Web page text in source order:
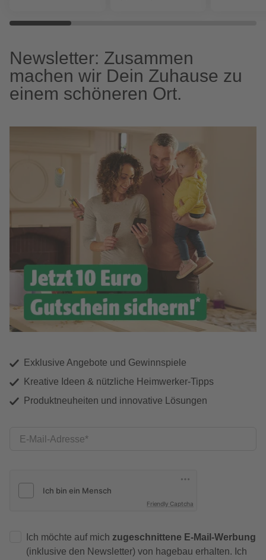
Newsletter: Zusammen
machen wir Dein Zuhause zu
einem schöneren Ort.
Exklusive Angebote und Gewinnspiele
Kreative Ideen & nützliche Heimwerker-Tipps
Produktneuheiten und innovative Lösungen
E-Mail-Adresse
Friendly Captcha
Ich möchte auf mich zugeschnittene E-Mail-Werbung
(inklusive den Newsletter) von hagebau erhalten. Ich